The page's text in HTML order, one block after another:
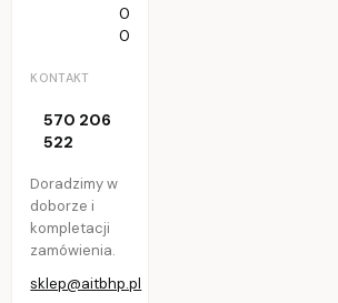
0
0
KONTAKT
570 206
522
Doradzimy w
doborze i
kompletacji
zamówienia.
sklep@aitbhp.pl